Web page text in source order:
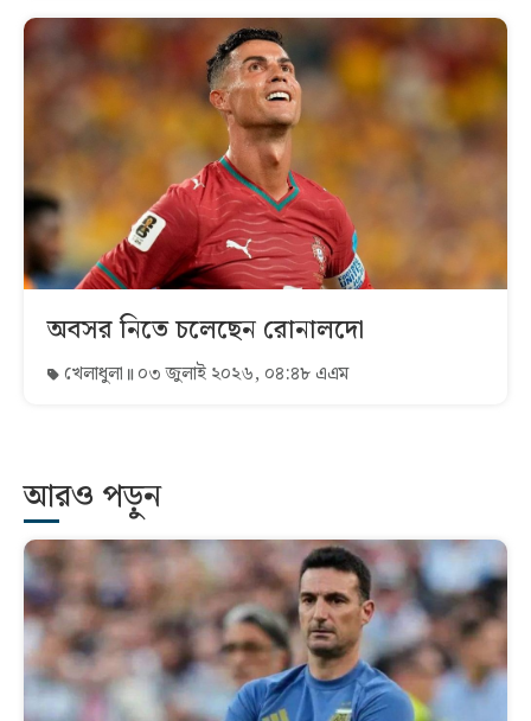
অবসর নিতে চলেছেন রোনালদো
খেলাধুলা ০৩ জুলাই ২০২৬, ০৪:৪৮ এএম
আরও পড়ুন